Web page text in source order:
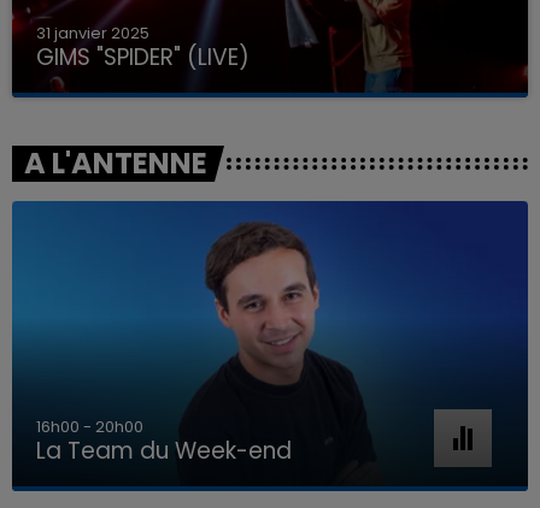
31 janvier 2025
GIMS "SPIDER" (LIVE)
A L'ANTENNE
16h00 - 20h00
La Team du Week-end